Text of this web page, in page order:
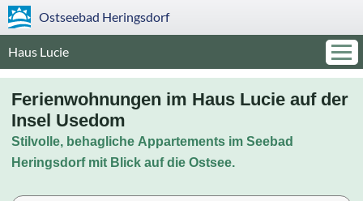
Ostseebad Heringsdorf
Haus Lucie
Ferienwohnungen im Haus Lucie auf der
Insel Usedom
Stilvolle, behagliche Appartements im Seebad
Heringsdorf mit Blick auf die Ostsee.